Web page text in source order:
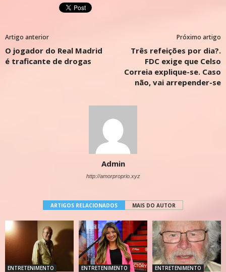
Artigo anterior
O jogador do Real Madrid
é traficante de drogas
Próximo artigo
Três refeições por dia?.
FDC exige que Celso
Correia explique-se. Caso
não, vai arrepender-se
Admin
http://amorproprio.xyz
ARTIGOS RELACIONADOS MAIS DO AUTOR
ENTRETENIMENTO ENTRETENIMENTO ENTRETENIMENTO